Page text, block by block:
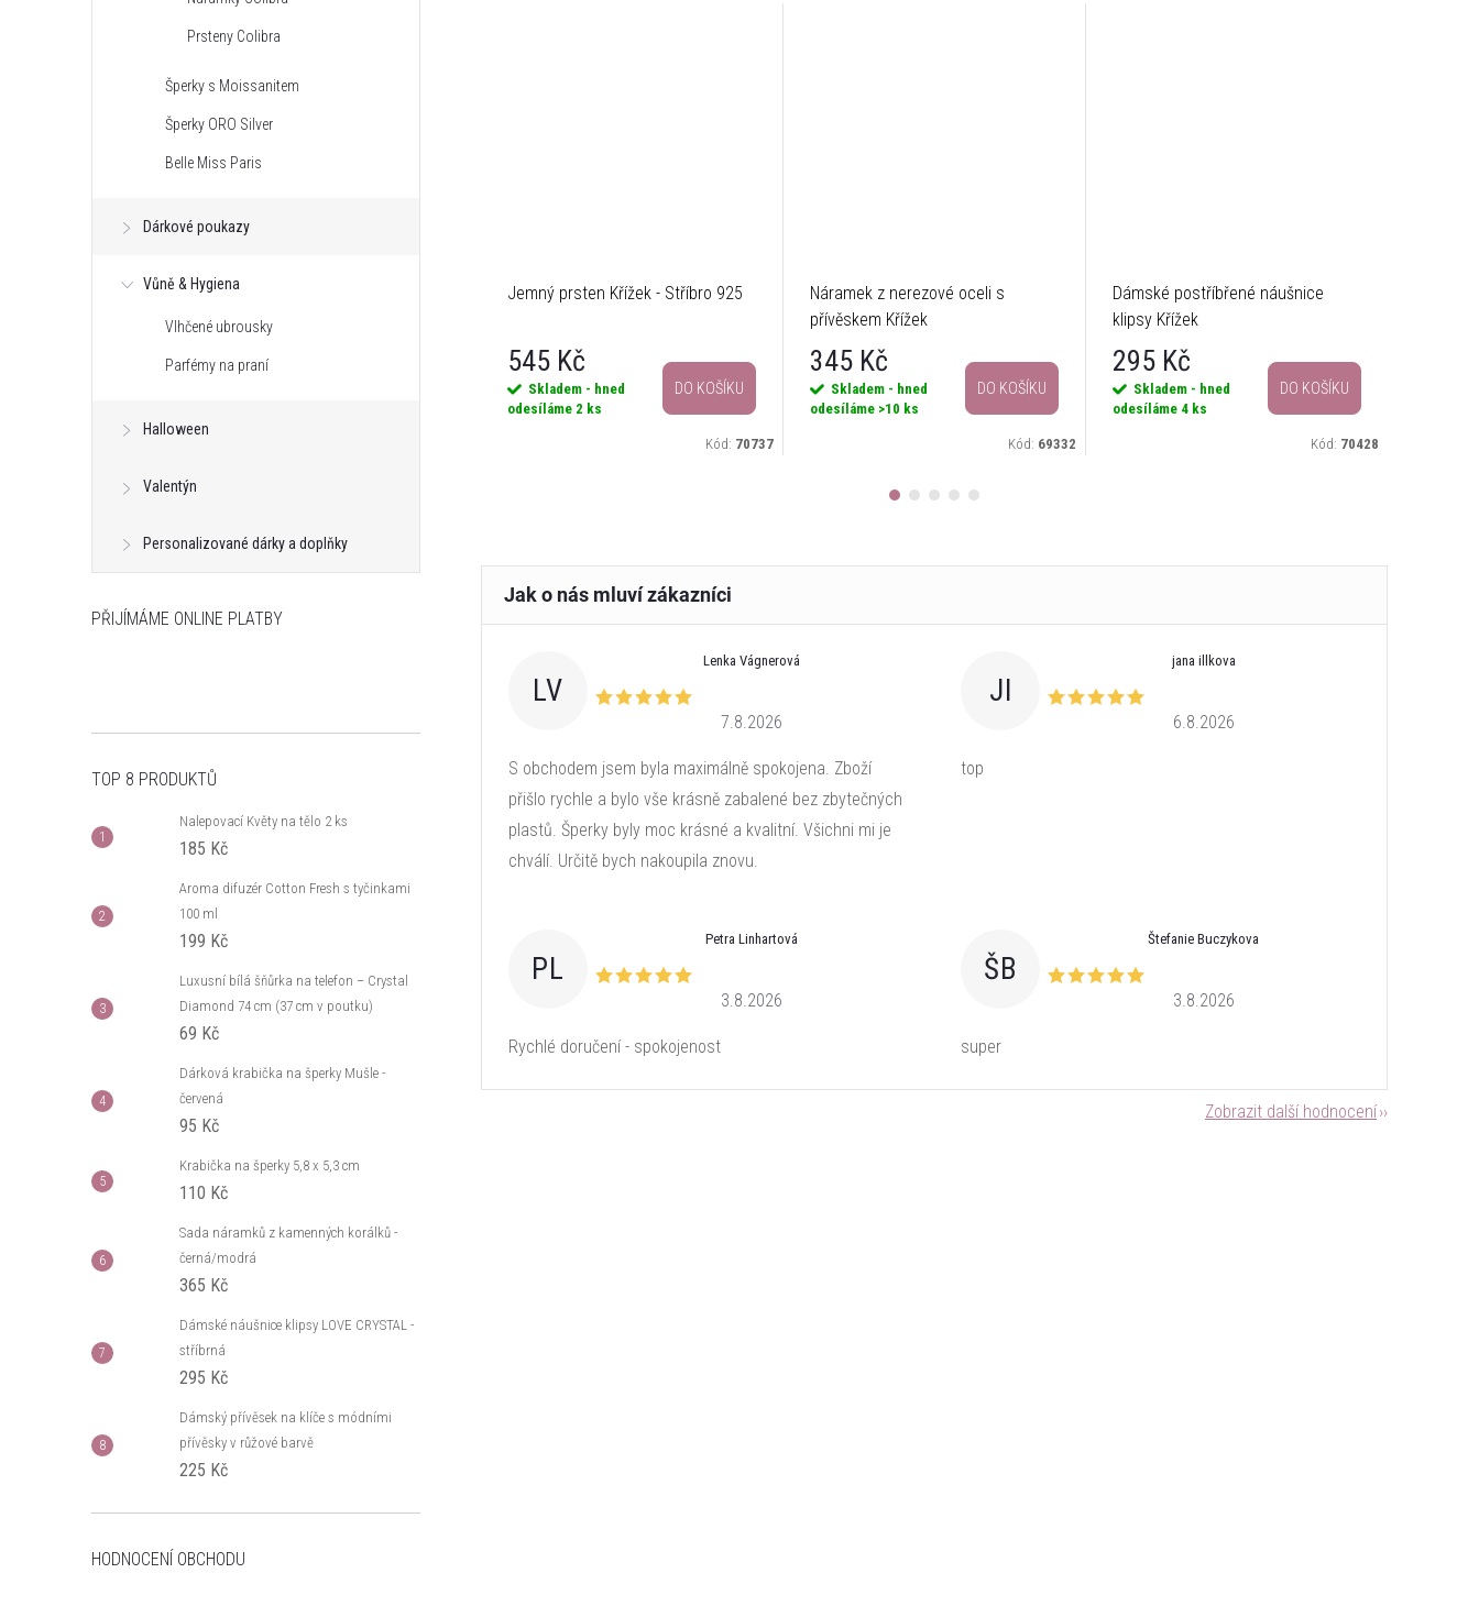
Prsteny Colibra
Šperky s Moissanitem
Šperky ORO Silver
Belle Miss Paris
Dárkové poukazy
Vůně & Hygiena
Vlhčené ubrousky
Parfémy na praní
Halloween
Valentýn
Personalizované dárky a doplňky
PŘIJÍMÁME ONLINE PLATBY
TOP 8 PRODUKTŮ
Nalepovací Květy na tělo 2 ks
185 Kč
Aroma difuzér Cotton Fresh s tyčinkami
100 ml
199 Kč
Luxusní bílá šňůrka na telefon – Crystal
Diamond 74 cm (37 cm v poutku)
69 Kč
Dárková krabička na šperky Mušle -
červená
95 Kč
Krabička na šperky 5,8 x 5,3 cm
110 Kč
Sada náramků z kamenných korálků -
černá/modrá
365 Kč
Dámské náušnice klipsy LOVE CRYSTAL -
stříbrná
295 Kč
Dámský přívěsek na klíče s módními
přívěsky v růžové barvě
225 Kč
HODNOCENÍ OBCHODU
Minimalistické ocelové náušnice
WHITE STONE ve tvaru kříže s
348 Kč
Jemný prsten Křížek - Stříbro 925
545 Kč
Skladem - hned
odesíláme 2 ks
DO KOŠÍKU
Kód: 70737
Náramek z nerezové oceli s
přívěskem Křížek
345 Kč
Skladem - hned
odesíláme >10 ks
DO KOŠÍKU
Kód: 69332
Dámské postříbřené náušnice
klipsy Křížek
295 Kč
Skladem - hned
odesíláme 4 ks
DO KOŠÍKU
Kód: 70428
LV
Lenka Vágnerová
7.8.2026
S obchodem jsem byla maximálně spokojena. Zboží
přišlo rychle a bylo vše krásně zabalené bez zbytečných
plastů. Šperky byly moc krásné a kvalitní. Všichni mi je
chválí. Určitě bych nakoupila znovu.
JI
jana illkova
6.8.2026
top
PL
Petra Linhartová
3.8.2026
Rychlé doručení - spokojenost
ŠB
Štefanie Buczykova
3.8.2026
super
Zobrazit další hodnocení